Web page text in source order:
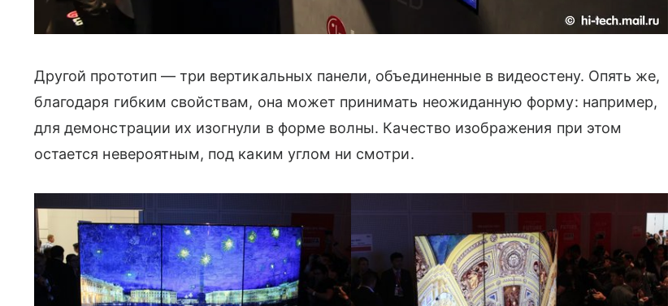
Другой прототип — три вертикальных панели, объединенные в видеостену. Опять же,
благодаря гибким свойствам, она может принимать неожиданную форму: например,
для демонстрации их изогнули в форме волны. Качество изображения при этом
остается невероятным, под каким углом ни смотри.